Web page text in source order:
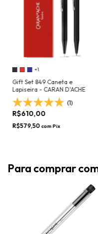
+1
Gift Set 849 Caneta e
Lapiseira - CARAN D'ACHE
(1)
R$610,00
R$579,50 com Pix
Para comprar